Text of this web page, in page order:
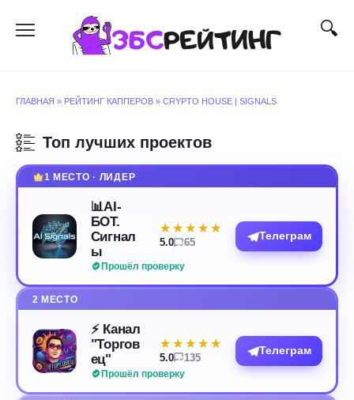
содержанию
ГЛАВНАЯ » РЕЙТИНГ КАППЕРОВ » CRYPTO HOUSE | SIGNALS
Топ лучших проектов
1 МЕСТО · ЛИДЕР
📊AI-
БОТ.
Сигнал
ы
Прошёл проверку
★★★★★
★★★★★
5.0 65
Телеграм
2 МЕСТО
⚡️ Канал
"Торгов
ец"
Прошёл проверку
★★★★★
★★★★★
5.0 135
Телеграм